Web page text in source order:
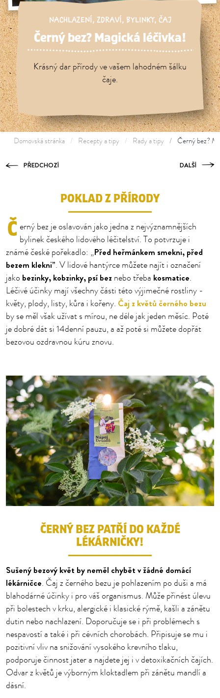
NACHLAZENÍ, ZDRAVÍ, BYLINKY, ČAJ
Černý bez? Magická léčivka!
Krásný dar přírody ve vašem lahodném šálku
čaje.
Domovská stránka Recepty a tipy Rady a tipy Černý bez?
PŘEDCHOZÍ DALŠÍ
POKLAD Z PŘÍRODY
Č erný bez je oslavován jako jedna z nejvýznamnějších
bylinek českého lidového léčitelství. To potvrzuje i
známé české pořekadlo: „Před heřmánkem smekni, před
bezem klekni”. V lidové hantýrce můžete najít i označení
jako bezinky, kobzinky, psí bez nebo třeba kosmatice.
Léčivé účinky mají všechny části této výjimečné rostliny -
květy, plody, listy, kůra i kořeny. Čaj z květů černého bezu
by se měl však užívat s mírou, ne déle jak jeden měsíc. Poté
je dobré dát si 14denní pauzu, a až poté si můžete dopřát
bezovou ozdravnou kúru znovu.
ČERNÝ BEZ PATŘÍ DO KAŽDÉ
LÉKÁRNIČKY!
Sušený bezový květ by neměl chybět v žádné domácí
lékárničce. Čaj z černého bezu je pohlazením po duši a má
blahodárné účinky i pro váš organismus. Může přinést úlevu
při bolestech v krku, alergické i klasické rýmě, kašli a zánětu
dutin nebo nachlazení. Doporučuje se i při problémech s
nespavostí a také i při cévních chorobách. Připisuje se mu i
pozitivní vliv na snižování vysokého krevního tlaku,
podporuje činnost jater a najdete jej i v detoxikačních čajích.
Odvar z květů je výborným kloktadlem při zánětu mandlí a
dásní.